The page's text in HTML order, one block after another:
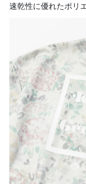
速乾性に優れたポリ